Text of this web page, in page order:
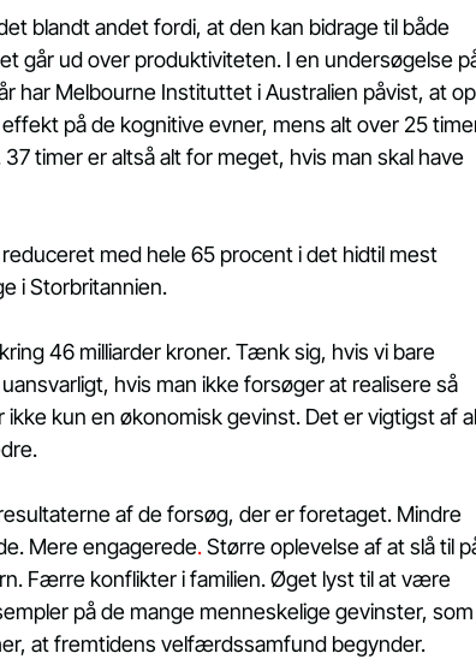
blandt andet fordi, at den kan bidrage til både
går ud over produktiviteten. I en undersøgelse
har Melbourne Instituttet i Australien påvist, at
på de kognitive evner, mens alt over 25
timer er altså alt for meget, hvis man skal have
med hele 65 procent i det hidtil mest
i Storbritannien.
46 milliarder kroner. Tænk sig, hvis vi bare
hvis man ikke forsøger at realisere så
kun en økonomisk gevinst. Det er vigtigst af
af de forsøg, der er foretaget. Mindre
Mere engagerede. Større oplevelse af at slå til
Færre konflikter i familien. Øget lyst til at være
på de mange menneskelige gevinster,
at fremtidens velfærdssamfund begynder.